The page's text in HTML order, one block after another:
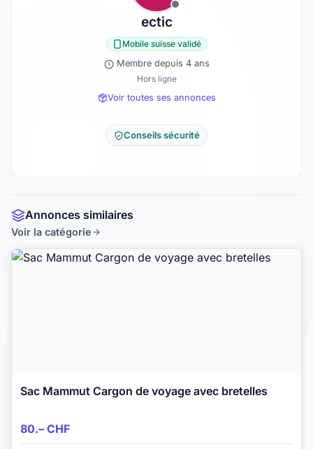
ectic
Mobile suisse validé
Membre depuis 4 ans
Hors ligne
Voir toutes ses annonces
Conseils sécurité
Annonces similaires
Voir la catégorie
Sac Mammut Cargon de voyage avec bretelles
80.– CHF